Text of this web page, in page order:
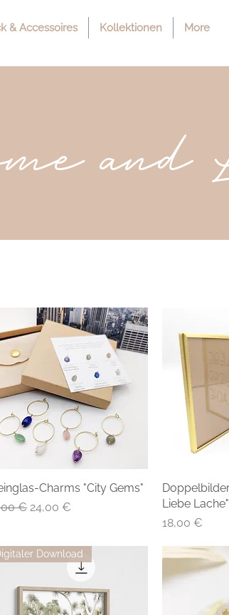
& Accessoires Kollektionen More
Charms "City Gems"
€ Sale-Preis
24,00 €
Liebe Lache"
Preis
18,00 €
Download